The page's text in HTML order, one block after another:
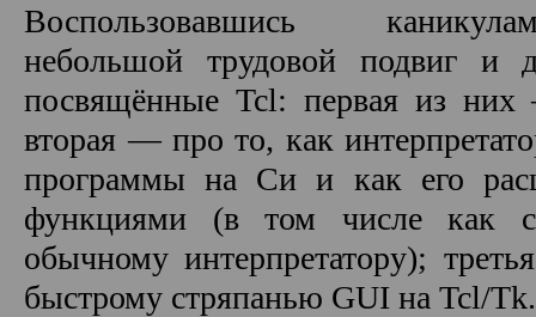
Воспользовавшись
небольшой трудовой подвиг и
посвящённые Tcl: первая из
вторая — про то, как
программы на Си и как его
функциями (в том числе как
обычному интерпретатору);
быстрому стряпанью GUI на Tcl/Tk.